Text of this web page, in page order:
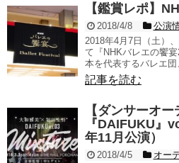
【鑑賞レポ】
2018/4/8
公演
2018年4月7日（土）
て『NHKバレエの饗
本を代表するバレエ団
記事を読む
【ダンサーオー
『DAIFUKU』
年11月公演）
2018/4/5
オー